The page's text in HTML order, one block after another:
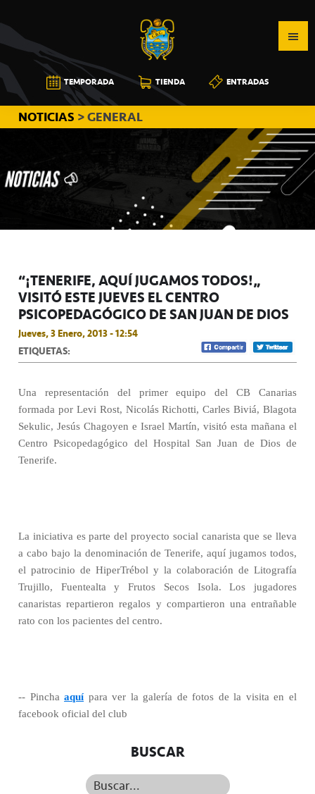
a
la
navegación
principal
al
contenido
principal
a
la
barra
lateral
principal
CB
CANARIAS
TEMPORADA TIENDA ENTRADAS
NOTICIAS > GENERAL
“¡TENERIFE, AQUÍ JUGAMOS TODOS!”
VISITÓ ESTE JUEVES EL CENTRO
PSICOPEDAGÓGICO DE SAN JUAN DE DIOS
Jueves, 3 Enero, 2013 - 12:54
ETIQUETAS:
Una representación del primer equipo del CB Canarias
formada por Levi Rost, Nicolás Richotti, Carles Biviá, Blagota
Sekulic, Jesús Chagoyen e Israel Martín, visitó esta mañana el
Centro Psicopedagógico del Hospital San Juan de Dios de
Tenerife.
La iniciativa es parte del proyecto social canarista que se lleva
a cabo bajo la denominación de Tenerife, aquí jugamos todos,
el patrocinio de HiperTrébol y la colaboración de Litografía
Trujillo, Fuentealta y Frutos Secos Isola. Los jugadores
canaristas repartieron regalos y compartieron una entrañable
rato con los pacientes del centro.
-- Pinchaaquípara ver la galería de fotos de la visita en el
facebook oficial del club
BUSCAR
Buscar...